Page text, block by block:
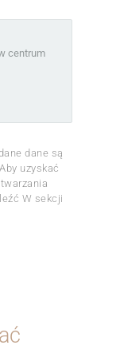
dane są
uzyskać
W sekcji